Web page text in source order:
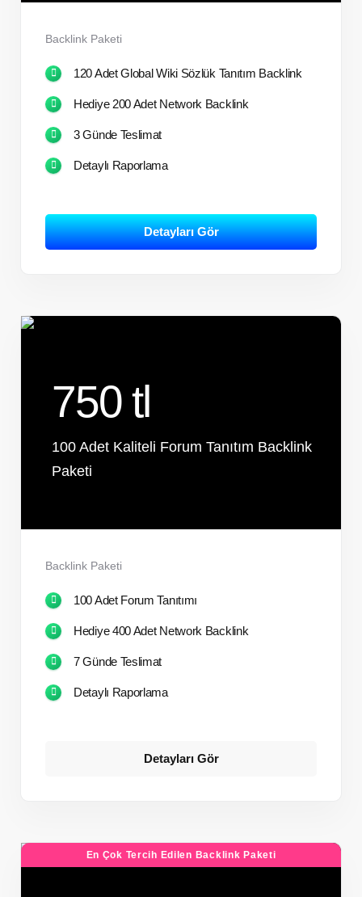
Backlink Paketi
120 Adet Global Wiki Sözlük Tanıtım Backlink
Hediye 200 Adet Network Backlink
3 Günde Teslimat
Detaylı Raporlama
Detayları Gör
750 tl
100 Adet Kaliteli Forum Tanıtım Backlink
Paketi
Backlink Paketi
100 Adet Forum Tanıtımı
Hediye 400 Adet Network Backlink
7 Günde Teslimat
Detaylı Raporlama
Detayları Gör
En Çok Tercih Edilen Backlink Paketi